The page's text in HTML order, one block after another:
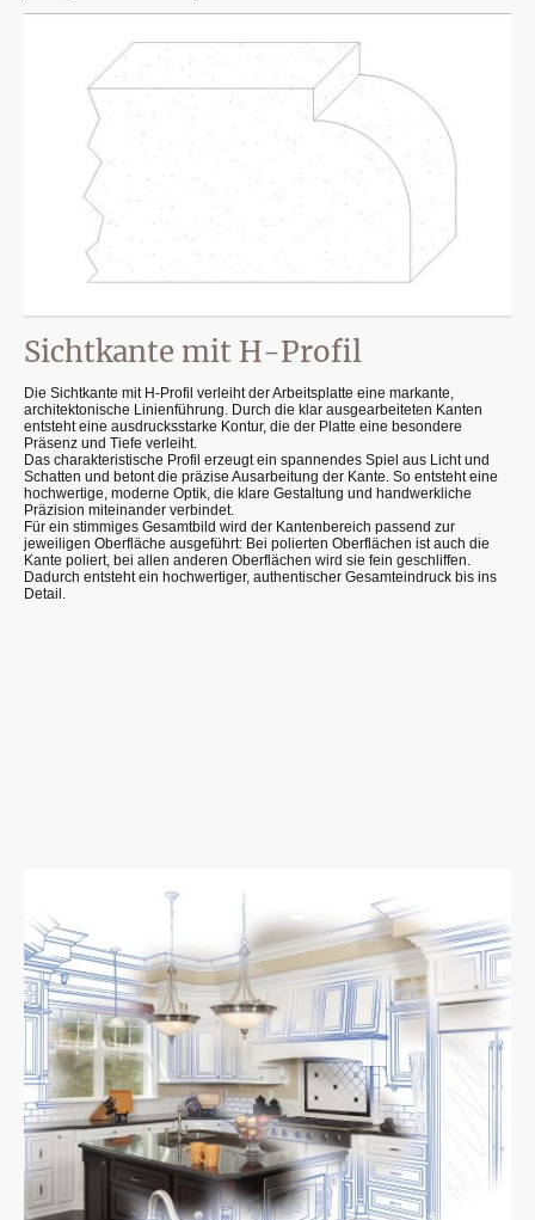
Sichtkante mit H-Profil
Die Sichtkante mit H-Profil verleiht der Arbeitsplatte eine markante,
architektonische Linienführung. Durch die klar ausgearbeiteten Kanten
entsteht eine ausdrucksstarke Kontur, die der Platte eine besondere
Präsenz und Tiefe verleiht.
Das charakteristische Profil erzeugt ein spannendes Spiel aus Licht und
Schatten und betont die präzise Ausarbeitung der Kante. So entsteht eine
hochwertige, moderne Optik, die klare Gestaltung und handwerkliche
Präzision miteinander verbindet.
Für ein stimmiges Gesamtbild wird der Kantenbereich passend zur
jeweiligen Oberfläche ausgeführt: Bei polierten Oberflächen ist auch die
Kante poliert, bei allen anderen Oberflächen wird sie fein geschliffen.
Dadurch entsteht ein hochwertiger, authentischer Gesamteindruck bis ins
Detail.